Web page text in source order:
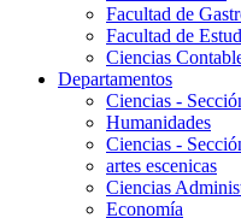
Facultad de
Facultad de
Ciencias
Departamentos
Ciencias -
Humanidades
Ciencias -
artes escenicas
Ciencias
Economía